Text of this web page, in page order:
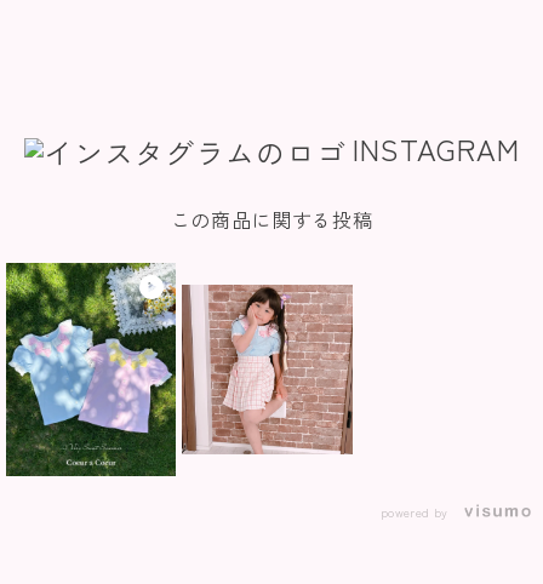
INSTAGRAM
この商品に関する投稿
powered by